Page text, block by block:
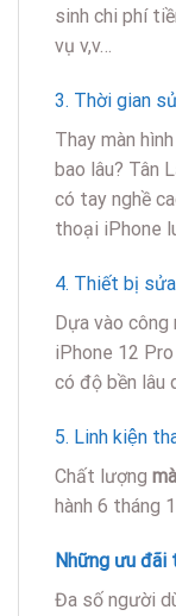
sinh chi phí
vụ v,v…
3. Thời gian
Thay màn
bao lâu? Tân
có tay nghề
thoại iPhone
4. Thiết bị
Dựa vào công
iPhone 12
có độ bền lâu
5. Linh kiện
Chất lượng
hành 6 tháng
Những ưu đãi
Đa số người